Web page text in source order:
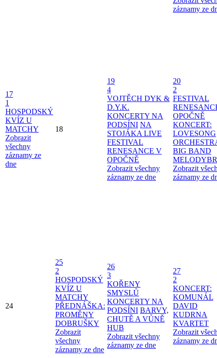
záznamy ze
17
1
HOSPODSKÝ
KVÍZ U
MATCHY
Zobrazit
všechny
záznamy ze
dne
18
19
4
VOJTĚCH DYK &
D.Y.K.
KONCERTY NA
PODSÍNI NA
STOJÁKA LIVE
FESTIVAL
RENESANCE V
OPOČNĚ
Zobrazit všechny
záznamy ze dne
20
2
FESTIVAL
OPOČNĚ
KONCERT:
LOVESONG
BIG BAND
Zobrazit
záznamy ze
24
25
2
HOSPODSKÝ
KVÍZ U
MATCHY
PŘEDNÁŠKA:
PROMĚNY
DOBRUŠKY
Zobrazit
všechny
záznamy ze dne
26
3
KOŘENY
SMYSLŮ
KONCERTY NA
PODSÍNI BARVY,
CHUTĚ A VŮNĚ
HUB
Zobrazit všechny
záznamy ze dne
27
2
KONCERT:
KOMUNÁL
DAVID
KUDRNA
KVARTET
Zobrazit
záznamy ze